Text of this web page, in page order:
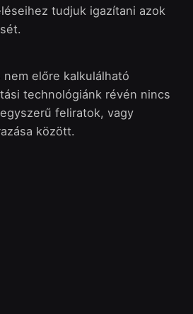
tudjuk igazítani azok
előre kalkulálható
technológiánk révén nincs
feliratok, vagy
között.